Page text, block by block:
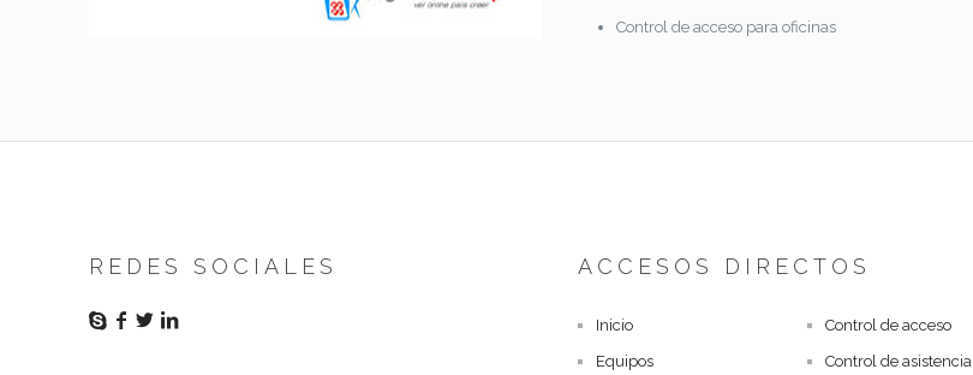
Control de acceso para oficinas
REDES SOCIALES ACCESOS DIRECTOS
Inicio
Equipos
Control de acceso
Control de asistencia